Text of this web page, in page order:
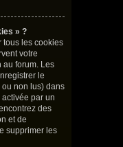
» ?
tous les cookies
votre
au forum. Les
le
ou non lus) dans
par un
des
et de
supprimer les